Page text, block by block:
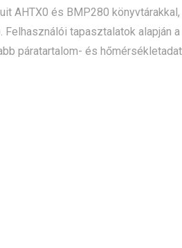
AHTX0 és BMP280
Felhasználói tapasztalatok alapján a
páratartalom- és